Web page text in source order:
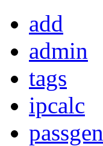
add
admin
tags
ipcalc
passgen